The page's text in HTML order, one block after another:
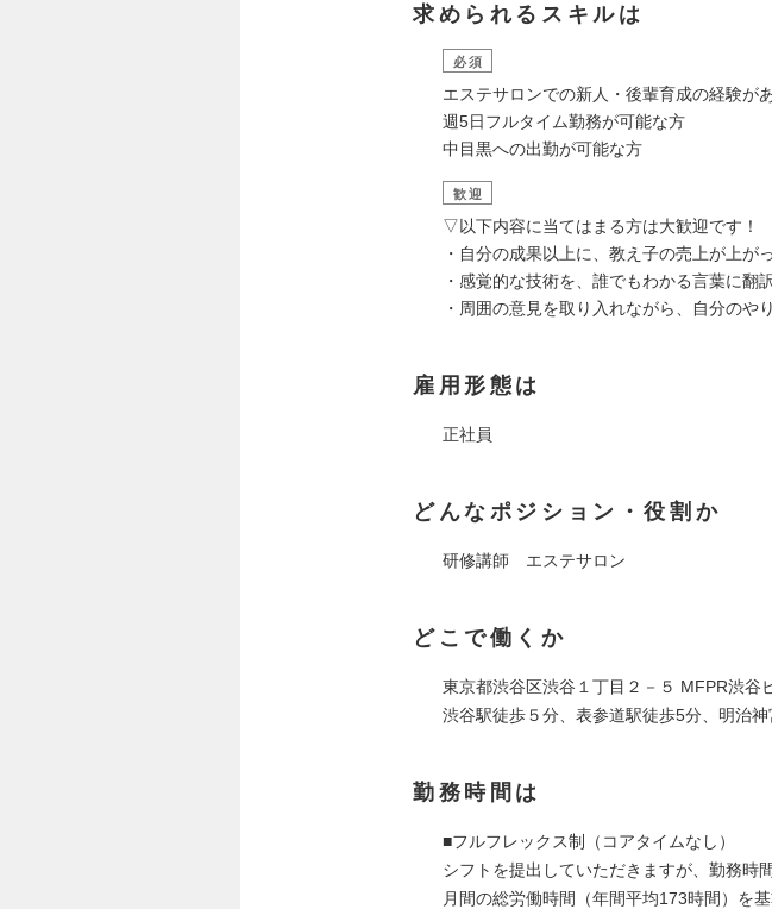
求められるスキルは
必須
エステサロンでの新人・後輩育成の経験が
週5日フルタイム勤務が可能な方
中目黒への出勤が可能な方
歓迎
▽以下内容に当てはまる方は大歓迎です！
・自分の成果以上に、教え子の売上が上が
・感覚的な技術を、誰でもわかる言葉に翻
・周囲の意見を取り入れながら、自分のや
雇用形態は
正社員
どんなポジション・役割か
研修講師 エステサロン
どこで働くか
東京都渋谷区渋谷１丁目２－５ MFPR渋谷
渋谷駅徒歩５分、表参道駅徒歩5分、明治
勤務時間は
■フルフレックス制（コアタイムなし）
シフトを提出していただきますが、勤務時
月間の総労働時間（年間平均173時間）を